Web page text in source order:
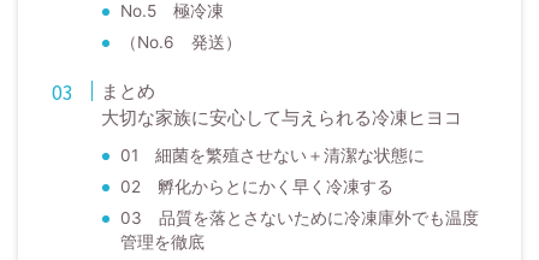
No.5 極冷凍
（No.6 発送）
まとめ
大切な家族に安心して与えられる冷凍ヒヨコ
01 細菌を繁殖させない＋清潔な状態に
02 孵化からとにかく早く冷凍する
03 品質を落とさないために冷凍庫外でも温度
管理を徹底